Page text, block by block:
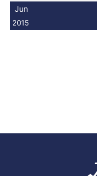
Jun
2015